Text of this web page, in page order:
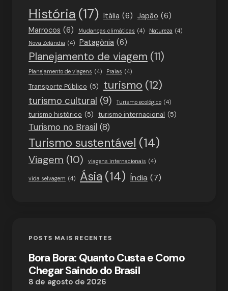
História (17) Itália (6) Japão (6)
Marrocos (6) Mudanças climáticas (4) Natureza (4)
Nova Zelândia (4) Patagônia (6)
Planejamento de viagem (11)
Planejamento de viagens (4) Praias (4)
Transporte Público (5) turismo (12)
turismo cultural (9) Turismo ecológico (4)
turismo histórico (5) turismo internacional (5)
Turismo no Brasil (8)
Turismo sustentável (14)
Viagem (10) viagens internacionais (4)
vida selvagem (4) Ásia (14) Índia (7)
POSTS MAIS RECENTES
Bora Bora: Quanto Custa e Como
Chegar Saindo do Brasil
8 de agosto de 2026